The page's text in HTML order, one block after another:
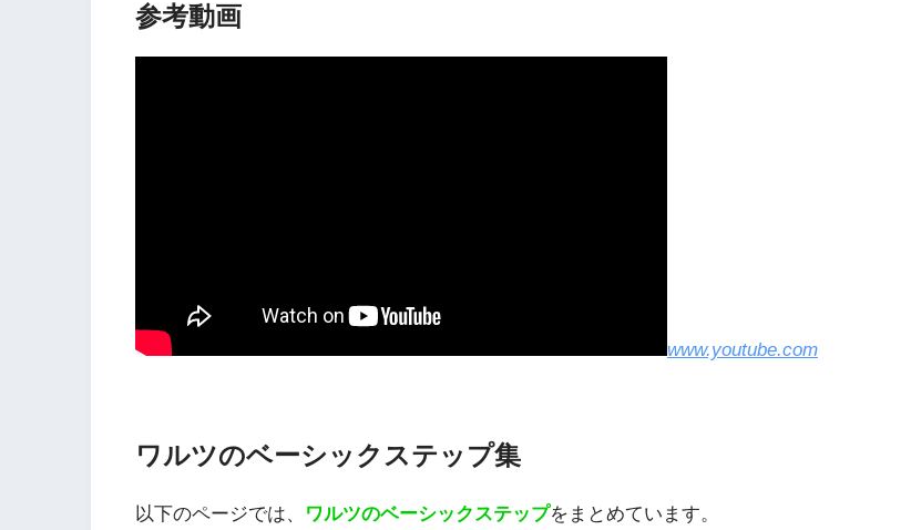
参考動画
www.youtube.com
ワルツのベーシックステップ集
以下のページでは、 ワルツのベーシックステップをまとめています。